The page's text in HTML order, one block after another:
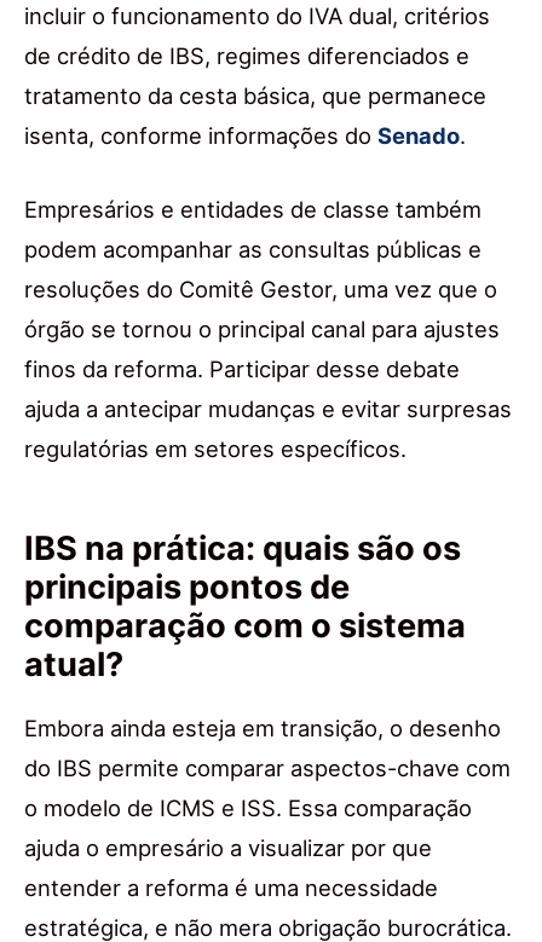
incluir o funcionamento do IVA dual, critérios
de crédito de IBS, regimes diferenciados e
tratamento da cesta básica, que permanece
isenta, conforme informações do Senado.
Empresários e entidades de classe também
podem acompanhar as consultas públicas e
resoluções do Comitê Gestor, uma vez que o
órgão se tornou o principal canal para ajustes
finos da reforma. Participar desse debate
ajuda a antecipar mudanças e evitar surpresas
regulatórias em setores específicos.
IBS na prática: quais são os
principais pontos de
comparação com o sistema
atual?
Embora ainda esteja em transição, o desenho
do IBS permite comparar aspectos-chave com
o modelo de ICMS e ISS. Essa comparação
ajuda o empresário a visualizar por que
entender a reforma é uma necessidade
estratégica, e não mera obrigação burocrática.